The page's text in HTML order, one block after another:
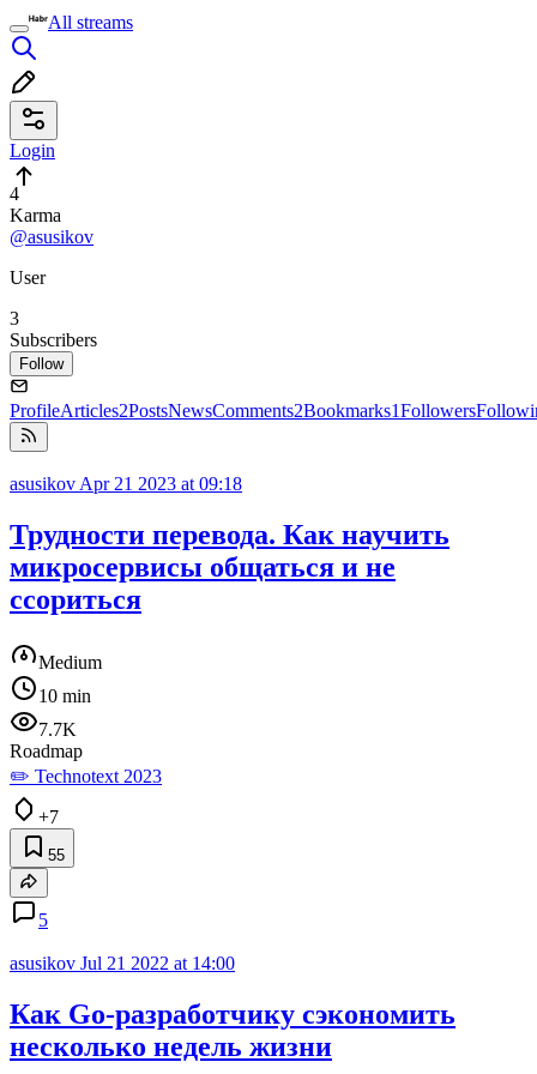
All streams
Login
4
Karma
@asusikov
User
3
Subscribers
Follow
ProfileArticles2PostsNewsComments2Bookmarks1Followers
asusikov Apr 21 2023 at 09:18
Трудности перевода. Как научить
микросервисы общаться и не
ссориться
Medium
10 min
7.7K
Roadmap
✏️ Technotext 2023
+7
55
5
asusikov Jul 21 2022 at 14:00
Как Go-разработчику сэкономить
несколько недель жизни